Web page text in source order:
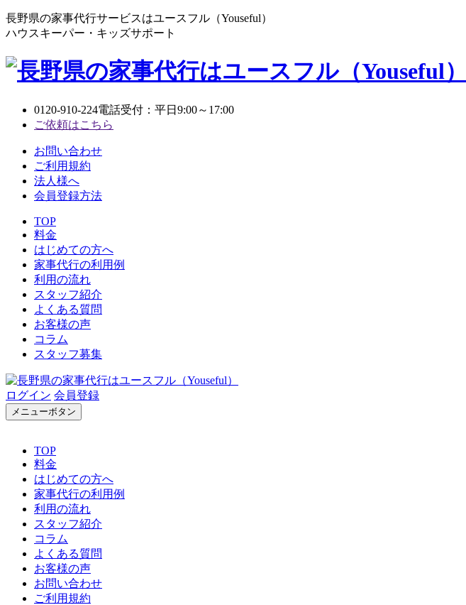
長野県の家事代行サービスはユースフル（Youseful）
ハウスキーパー・キッズサポート
0120-910-224電話受付：平日9:00～17:00
ご依頼はこちら
お問い合わせ
ご利用規約
法人様へ
会員登録方法
TOP
料金
はじめての方へ
家事代行の利用例
利用の流れ
スタッフ紹介
よくある質問
お客様の声
コラム
スタッフ募集
ログイン 会員登録
メニューボタン
TOP
料金
はじめての方へ
家事代行の利用例
利用の流れ
スタッフ紹介
コラム
よくある質問
お客様の声
お問い合わせ
ご利用規約